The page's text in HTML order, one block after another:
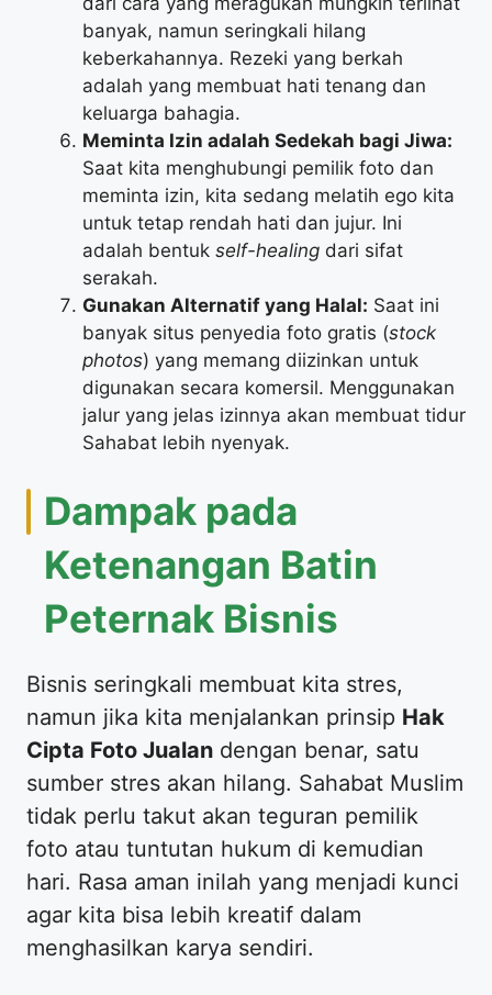
banyak, namun seringkali hilang
keberkahannya. Rezeki yang berkah
adalah yang membuat hati tenang dan
keluarga bahagia.
Meminta Izin adalah Sedekah bagi Jiwa:
Saat kita menghubungi pemilik foto dan
meminta izin, kita sedang melatih ego kita
untuk tetap rendah hati dan jujur. Ini
adalah bentuk self-healing dari sifat
serakah.
Gunakan Alternatif yang Halal: Saat ini
banyak situs penyedia foto gratis (stock
photos) yang memang diizinkan untuk
digunakan secara komersil. Menggunakan
jalur yang jelas izinnya akan membuat tidur
Sahabat lebih nyenyak.
​Dampak pada
Ketenangan Batin
Peternak Bisnis
​Bisnis seringkali membuat kita stres,
namun jika kita menjalankan prinsip Hak
Cipta Foto Jualan dengan benar, satu
sumber stres akan hilang. Sahabat Muslim
tidak perlu takut akan teguran pemilik
foto atau tuntutan hukum di kemudian
hari. Rasa aman inilah yang menjadi kunci
agar kita bisa lebih kreatif dalam
menghasilkan karya sendiri.